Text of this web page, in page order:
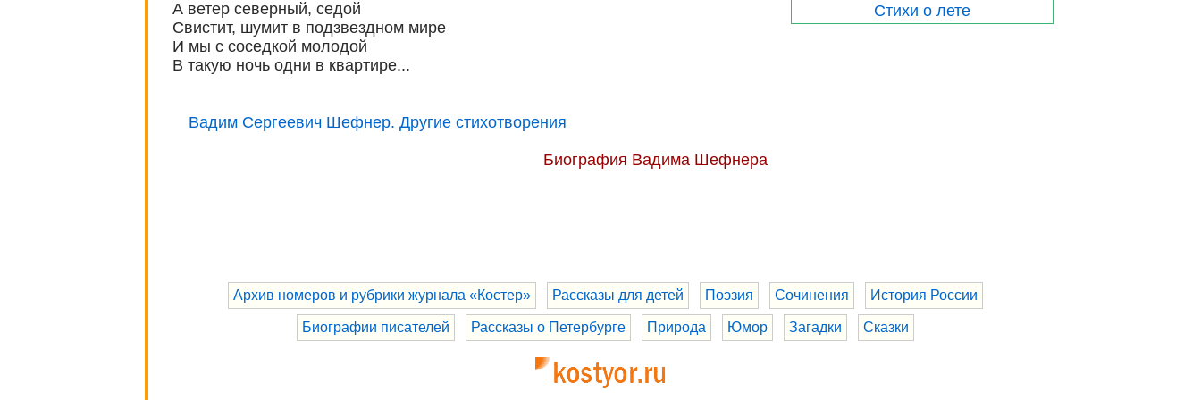
А ветер северный, седой
Свистит, шумит в подзвездном мире
И мы с соседкой молодой
В такую ночь одни в квартире...
Вадим Сергеевич Шефнер. Другие стихотворения
Биография Вадима Шефнера
Стихи о лете
Архив номеров и рубрики журнала «Костер» Рассказы для детей Поэзия Сочинения История России
Биографии писателей Рассказы о Петербурге Природа Юмор Загадки Сказки